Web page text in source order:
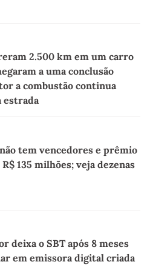
2.500 km em um carro
a uma conclusão
a combustão continua
estrada
tem vencedores e prêmio
135 milhões; veja dezenas
deixa o SBT após 8 meses
em emissora digital criada